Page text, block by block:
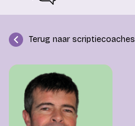
Terug naar scriptiecoaches